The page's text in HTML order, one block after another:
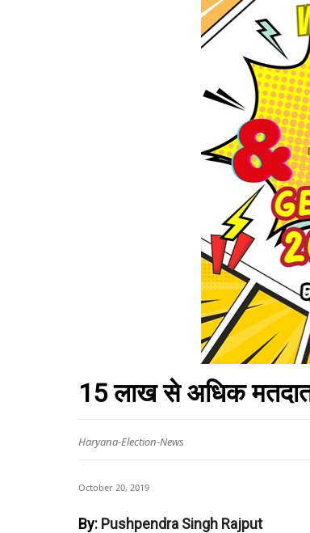
15 लाख से अधिक
Haryana-Election-News
October 20, 2019
By: Pushpendra Singh Rajput